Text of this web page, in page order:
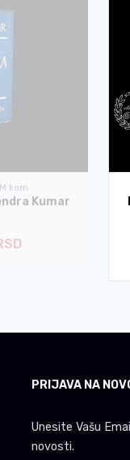
Kumar
PRIJAVA NA
Unesite Vašu
novosti.